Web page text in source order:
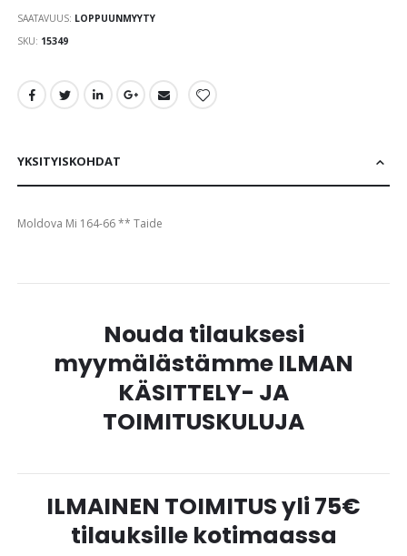
images
SAATAVUUS: LOPPUUNMYYTY
SKU 15349
YKSITYISKOHDAT
Moldova Mi 164-66 ** Taide
Nouda tilauksesi
myymälästämme ILMAN
KÄSITTELY- JA
TOIMITUSKULUJA
ILMAINEN TOIMITUS yli 75€
tilauksille kotimaassa